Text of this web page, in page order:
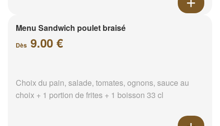
Menu Sandwich poulet braisé
Dès 9.00 €
Choix du pain, salade, tomates, ognons, sauce au
choix + 1 portion de frites + 1 boisson 33 cl